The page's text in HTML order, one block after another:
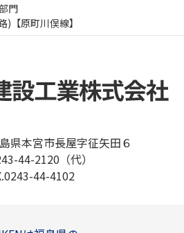
門
)【原町川俣線】
県本宮市長屋字征矢田６
44-2120（代）
44-4102